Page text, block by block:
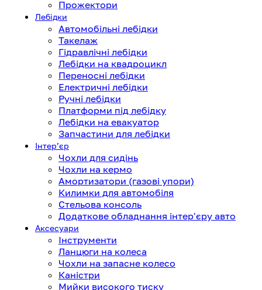
Прожектори
Лебідки
Автомобільні лебідки
Такелаж
Гідравлічні лебідки
Лебідки на квадроцикл
Переносні лебідки
Електричні лебідки
Ручні лебідки
Платформи під лебідку
Лебідки на евакуатор
Запчастини для лебідки
Інтерʼєр
Чохли для сидінь
Чохли на кермо
Амортизатори (газові упори)
Килимки для автомобіля
Стельова консоль
Додаткове обладнання інтер'єру авто
Аксесуари
Інструменти
Ланцюги на колеса
Чохли на запасне колесо
Каністри
Мийки високого тиску